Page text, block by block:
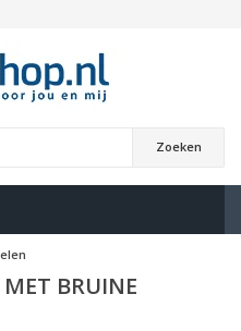
Zoeken
BRUINE